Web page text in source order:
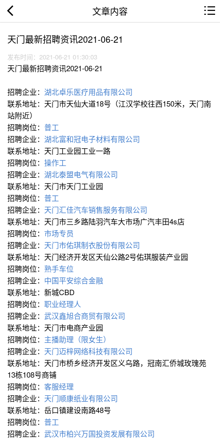
文章内容
天门最新招聘资讯2021-06-21
发布时间：2021-06-21 01:30:03
天门最新招聘资讯2021-06-21
招聘企业： 湖北卓乐医疗用品有限公司
联系地址：天门市天仙大道18号（江汉学校往西150米，天门南
站附近）
招聘岗位： 普工
招聘企业： 湖北富和冠电子材料有限公司
联系地址：天门工业园工业一路
招聘岗位： 操作工
招聘企业： 湖北泰盟电气有限公司
联系地址：天门市天门工业园
招聘岗位： 普工
招聘企业： 天门汇佳汽车销售服务有限公司
联系地址：天门市三乡路陆羽汽车大市场广汽丰田4s店
招聘岗位： 市场专员
招聘企业： 天门市佑琪制衣股份有限公司
联系地址：天门经济开发区天仙公路2号佑琪服装产业园
招聘岗位： 熟手车位
招聘企业： 中国平安综合金融
联系地址：新城CBD
招聘岗位： 职业经理人
招聘企业： 武汉鑫旭合商贸有限公司
联系地址：天门市电商产业园
招聘岗位： 主播助理（限女生）
招聘企业： 天门迈梓网络科技有限公司
联系地址：天门市桥乡经济开发区义乌路，冠南汇侨城玫瑰苑
13栋108号商铺
招聘岗位： 客服经理
招聘企业： 天门顺康纸业有限公司
联系地址：岳口镇建设南路48号
招聘岗位： 普工
招聘企业： 武汉市柏兴万国投资发展有限公司